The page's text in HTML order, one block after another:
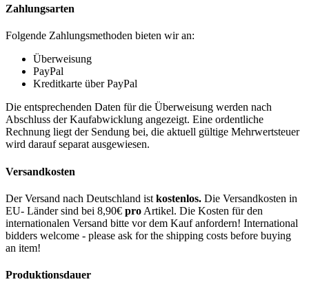
Zahlungsarten
Folgende Zahlungsmethoden bieten wir an:
Überweisung
PayPal
Kreditkarte über PayPal
Die entsprechenden Daten für die Überweisung werden nach
Abschluss der Kaufabwicklung angezeigt. Eine ordentliche
Rechnung liegt der Sendung bei, die aktuell gültige Mehrwertsteuer
wird darauf separat ausgewiesen.
Versandkosten
Der Versand nach Deutschland ist kostenlos. Die Versandkosten in
EU- Länder sind bei 8,90€ pro Artikel. Die Kosten für den
internationalen Versand bitte vor dem Kauf anfordern! International
bidders welcome - please ask for the shipping costs before buying
an item!
Produktionsdauer